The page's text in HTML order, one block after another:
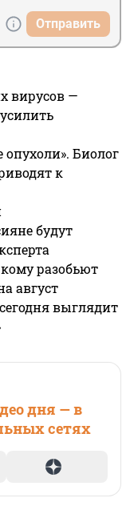
Отправить
вирусов —
Биолог
к
будут
разобьют
август
выглядит
дня — в
сетях